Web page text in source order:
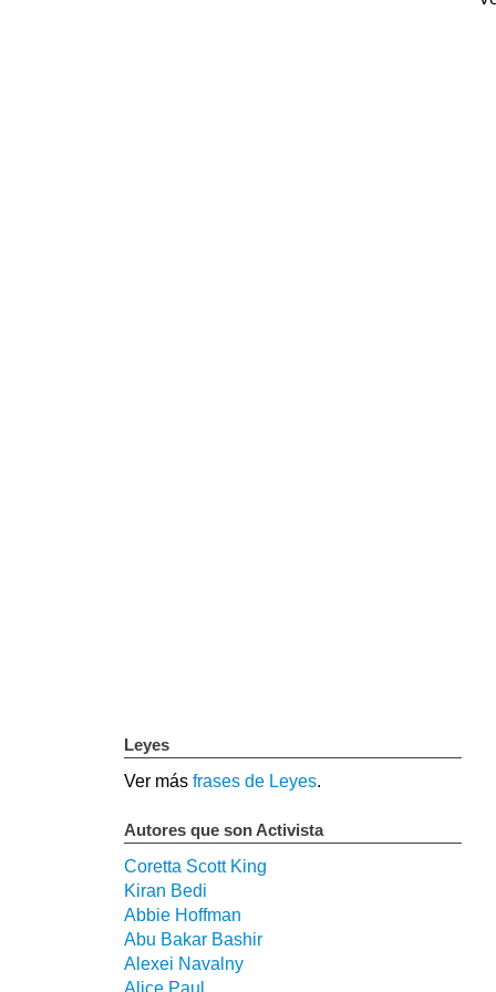
Leyes
Ver más frases de Leyes.
Autores que son Activista
Coretta Scott King
Kiran Bedi
Abbie Hoffman
Abu Bakar Bashir
Alexei Navalny